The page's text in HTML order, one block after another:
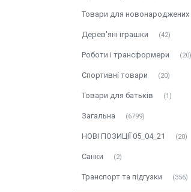
Товари для новонароджених
Дерев'яні іграшки 42
Роботи і трансформери 20
Спортивні товари 20
Товари для батьків 1
Загальна 6799
НОВІ ПОЗИЦІЇ 05_04_21 20
Санки 2
Транспорт та підгузки 356